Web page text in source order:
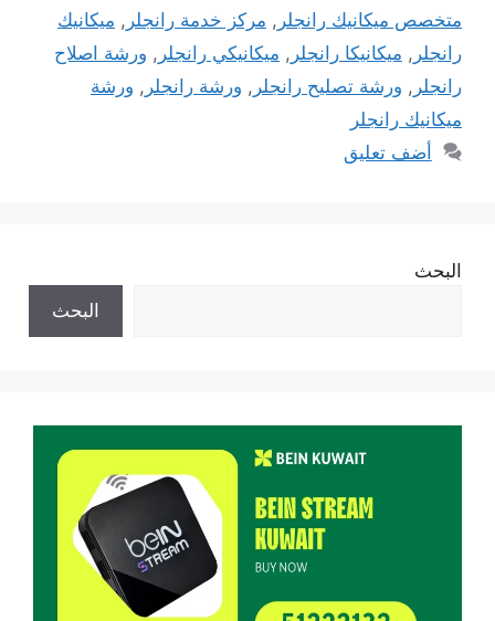
متخصص ميكانيك رانجلر , مركز خدمة رانجلر , ميكانيك
رانجلر , ميكانيكا رانجلر , ميكانيكي رانجلر , ورشة اصلاح
رانجلر , ورشة تصليح رانجلر , ورشة رانجلر , ورشة
ميكانيك رانجلر
أضف تعليق
البحث
البحث